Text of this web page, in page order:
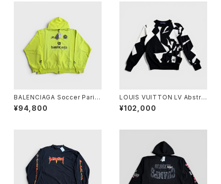
BALENCIAGA Soccer Paris
Zip-Up Hoodie Yellow S
¥94,800
LOUIS VUITTON LV Abstra
ct Houndstooth Knit Wool
Black White M
¥102,000